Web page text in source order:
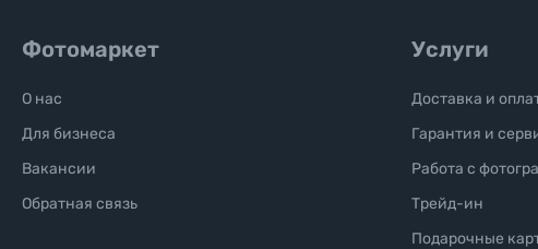
Фотомаркет
О нас
Для бизнеса
Вакансии
Обратная связь
Услуги
Доставка и
Гарантия и
Работа с
Трейд-ин
Подарочные